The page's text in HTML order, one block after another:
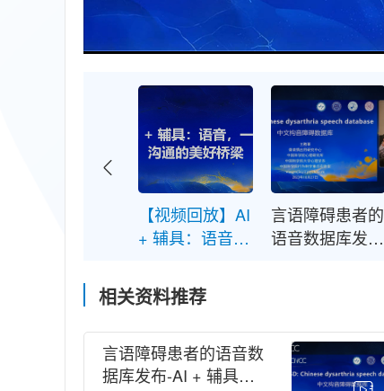
【视频回放】AI
+ 辅具：语音，
桥梁-CNCC
2023分论坛
言语障碍患者的
语音数据库发
CNCC 2023
相关资料推荐
言语障碍患者的语音数
据库发布-AI + 辅具：